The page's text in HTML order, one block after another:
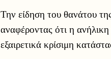
Την είδηση του θανάτου
αναφέροντας ότι η
εξαιρετικά κρίσιμη